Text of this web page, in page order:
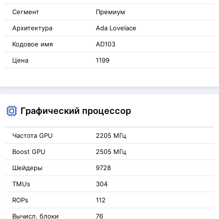
Сегмент Премиум
Архитектура Ada Lovelace
Кодовое имя AD103
Цена 1199
Графический процессор
Частота GPU 2205 МГц
Boost GPU 2505 МГц
Шейдеры 9728
TMUs 304
ROPs 112
Вычисл. блоки 76